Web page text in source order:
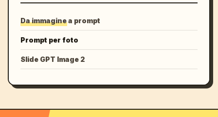
Da immagine a prompt
Prompt per foto
Slide GPT Image 2